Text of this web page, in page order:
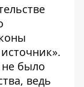
было
ведь